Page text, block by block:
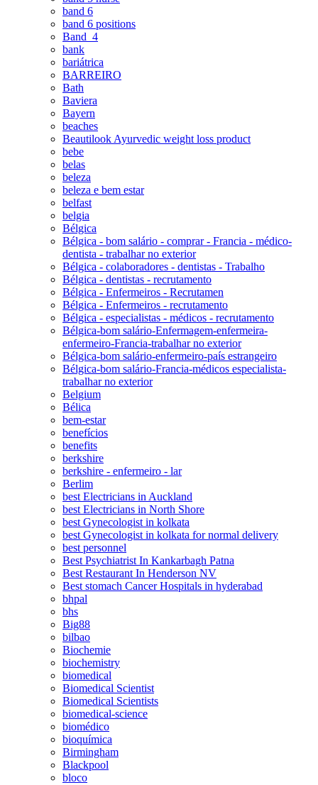
band 6
band 6 positions
Band_4
bank
bariátrica
BARREIRO
Bath
Baviera
Bayern
beaches
Beautilook Ayurvedic weight loss product
bebe
belas
beleza
beleza e bem estar
belfast
belgia
Bélgica
Bélgica - bom salário - comprar - Francia - médico-
dentista - trabalhar no exterior
Bélgica - colaboradores - dentistas - Trabalho
Bélgica - dentistas - recrutamento
Bélgica - Enfermeiros - Recrutamen
Bélgica - Enfermeiros - recrutamento
Bélgica - especialistas - médicos - recrutamento
Bélgica-bom salário-Enfermagem-enfermeira-
enfermeiro-Francia-trabalhar no exterior
Bélgica-bom salário-enfermeiro-país estrangeiro
Bélgica-bom salário-Francia-médicos especialista-
trabalhar no exterior
Belgium
Bélica
bem-estar
benefícios
benefits
berkshire
berkshire - enfermeiro - lar
Berlim
best Electricians in Auckland
best Electricians in North Shore
best Gynecologist in kolkata
best Gynecologist in kolkata for normal delivery
best personnel
Best Psychiatrist In Kankarbagh Patna
Best Restaurant In Henderson NV
Best stomach Cancer Hospitals in hyderabad
bhpal
bhs
Big88
bilbao
Biochemie
biochemistry
biomedical
Biomedical Scientist
Biomedical Scientists
biomedical-science
biomédico
bioquímica
Birmingham
Blackpool
bloco